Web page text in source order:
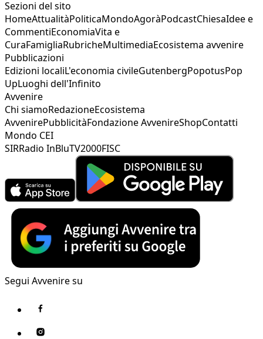
Sezioni del sito
HomeAttualitàPoliticaMondoAgoràPodcastChiesaIdee e
CommentiEconomiaVita e
CuraFamigliaRubricheMultimediaEcosistema avvenire
Pubblicazioni
Edizioni localiL'economia civileGutenbergPopotusPop
UpLuoghi dell'Infinito
Avvenire
Chi siamoRedazioneEcosistema
AvvenirePubblicitàFondazione AvvenireShopContatti
Mondo CEI
SIRRadio InBluTV2000FISC
Segui Avvenire su